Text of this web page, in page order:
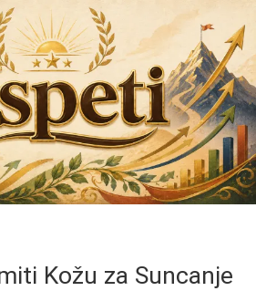
Kožu za Suncanje